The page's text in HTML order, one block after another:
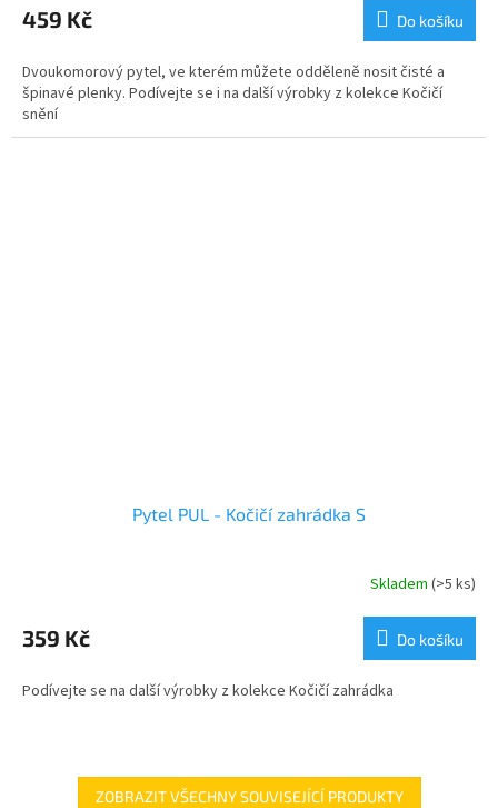
459 Kč Do košíku
Dvoukomorový pytel, ve kterém můžete odděleně nosit čisté a
špinavé plenky. Podívejte se i na další výrobky z kolekce Kočičí
snění
Pytel PUL - Kočičí zahrádka S
Skladem (>5 ks)
359 Kč Do košíku
Podívejte se na další výrobky z kolekce Kočičí zahrádka
ZOBRAZIT VŠECHNY SOUVISEJÍCÍ PRODUKTY